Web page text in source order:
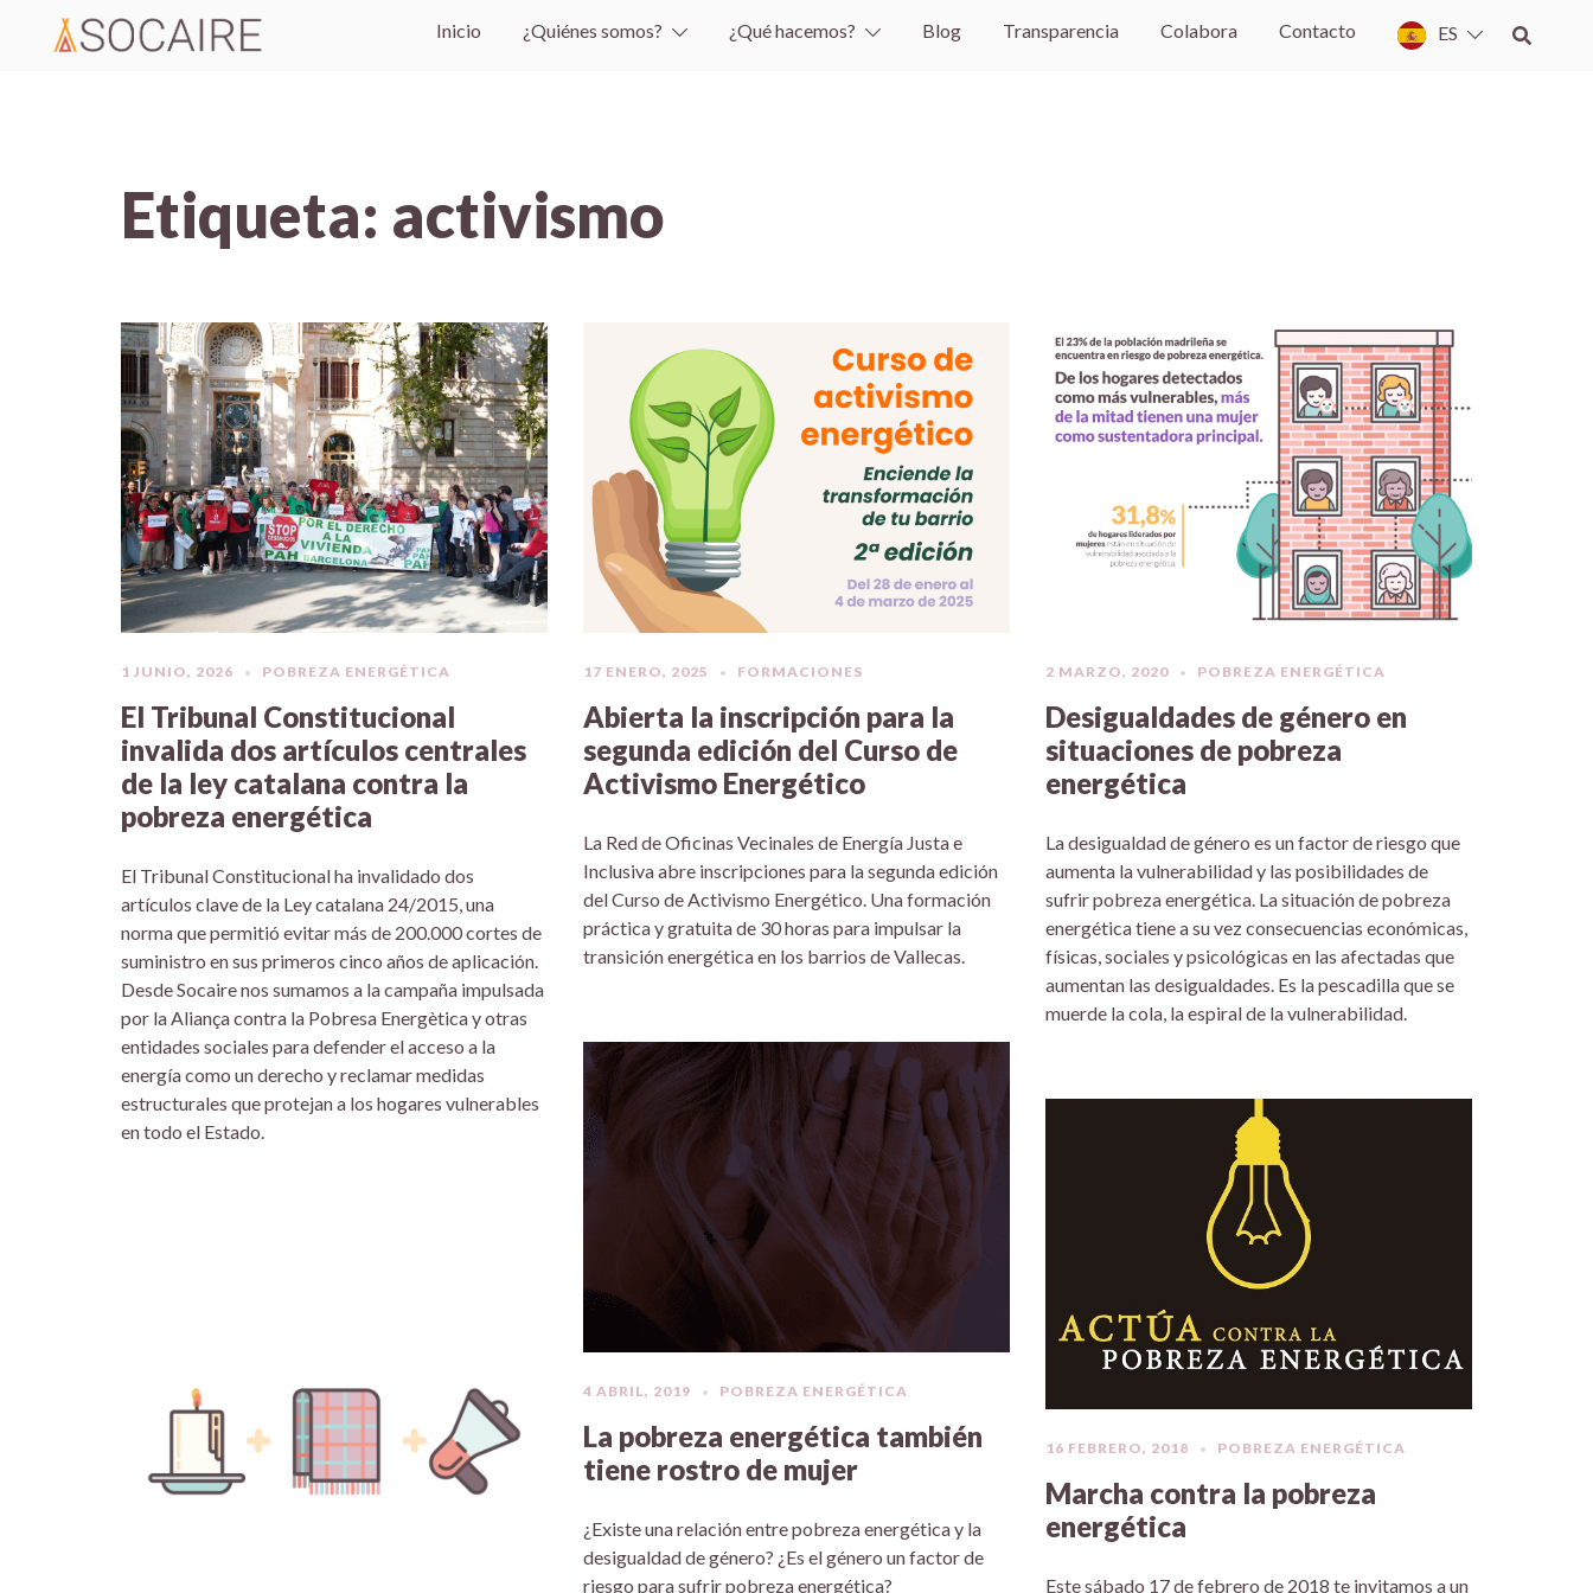
Inicio ¿Quiénes somos? ¿Qué hacemos? Blog Transparencia Colabora Contacto ES
Etiqueta: activismo
1 JUNIO, 2026 POBREZA ENERGÉTICA
El Tribunal Constitucional
invalida dos artículos centrales
de la ley catalana contra la
pobreza energética
El Tribunal Constitucional ha invalidado dos
artículos clave de la Ley catalana 24/2015, una
norma que permitió evitar más de 200.000 cortes de
suministro en sus primeros cinco años de aplicación.
Desde Socaire nos sumamos a la campaña impulsada
por la Aliança contra la Pobresa Energètica y otras
entidades sociales para defender el acceso a la
energía como un derecho y reclamar medidas
estructurales que protejan a los hogares vulnerables
en todo el Estado.
17 ENERO, 2025 FORMACIONES
Abierta la inscripción para la
segunda edición del Curso de
Activismo Energético
La Red de Oficinas Vecinales de Energía Justa e
Inclusiva abre inscripciones para la segunda edición
del Curso de Activismo Energético. Una formación
práctica y gratuita de 30 horas para impulsar la
transición energética en los barrios de Vallecas.
2 MARZO, 2020 POBREZA ENERGÉTICA
Desigualdades de género en
situaciones de pobreza
energética
La desigualdad de género es un factor de riesgo que
aumenta la vulnerabilidad y las posibilidades de
sufrir pobreza energética. La situación de pobreza
energética tiene a su vez consecuencias económicas,
físicas, sociales y psicológicas en las afectadas que
aumentan las desigualdades. Es la pescadilla que se
muerde la cola, la espiral de la vulnerabilidad.
4 ABRIL, 2019 POBREZA ENERGÉTICA
La pobreza energética también
tiene rostro de mujer
¿Existe una relación entre pobreza energética y la
desigualdad de género? ¿Es el género un factor de
riesgo para sufrir pobreza energética?
16 FEBRERO, 2018 POBREZA ENERGÉTICA
Marcha contra la pobreza
energética
Este sábado 17 de febrero de 2018 te invitamos a un